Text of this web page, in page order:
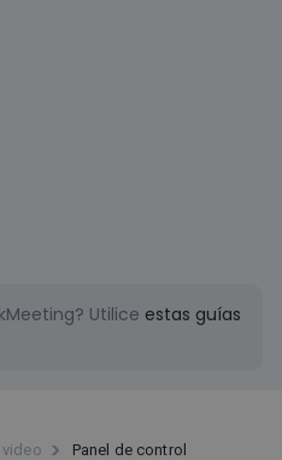
Utilice estas guías
Panel de control